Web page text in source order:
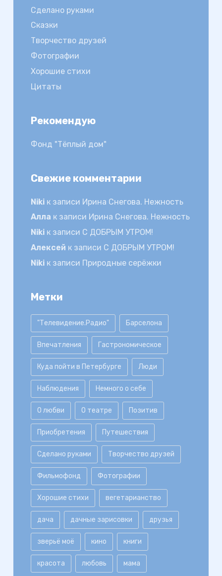
Сделано руками
Сказки
Творчество друзей
Фотографии
Хорошие стихи
Цитаты
Рекомендую
Фонд "Тёплый дом"
Свежие комментарии
Nikiк записи Ирина Снегова. Нежность
Алла к записи Ирина Снегова. Нежность
Nikiк записи С ДОБРЫМ УТРОМ!
Алексей к записи С ДОБРЫМ УТРОМ!
Nikiк записи Природные серёжки
Метки
"Телевидение.Радио" Барселона
Впечатления Гастрономическое
Куда пойти в Петербурге Люди
Наблюдения Немного о себе
О любви О театре Позитив
Приобретения Путешествия
Сделано руками Творчество друзей
Фильмофонд Фотографии
Хорошие стихи вегетарианство
дача дачные зарисовки друзья
зверьё моё кино книги
красота любовь мама